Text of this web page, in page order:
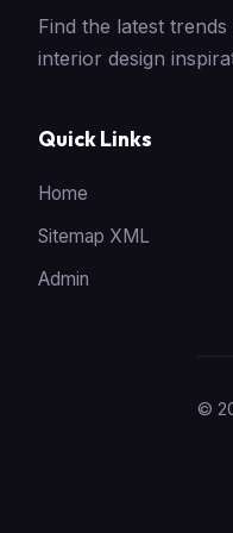
Find the latest
interior design
Quick Links
Home
Sitemap XML
Admin
©